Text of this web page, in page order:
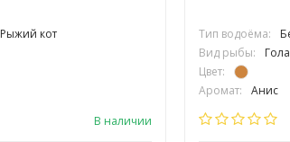
Рыжий кот
В наличии
Тип водоёма:
Вид рыбы:
Голавль,
Цвет:
Аромат:
Анис
Фракция: